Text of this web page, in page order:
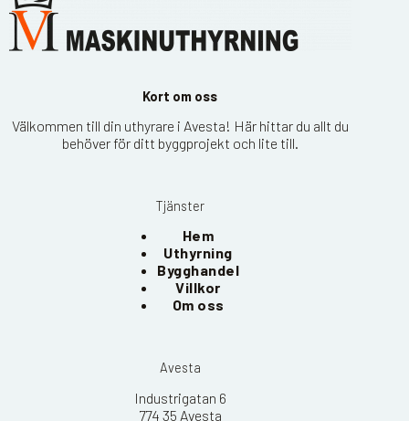
Kort om oss
Välkommen till din uthyrare i Avesta! Här hittar du allt du
behöver för ditt byggprojekt och lite till.
Tjänster
Hem
Uthyrning
Bygghandel
Villkor
Om oss
Avesta
Industrigatan 6
774 35 Avesta